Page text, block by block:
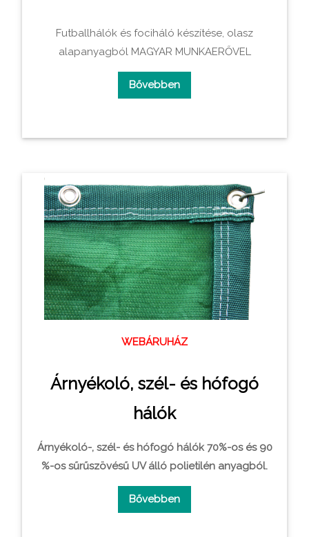
Futballhálók és fociháló készí­tése, olasz
alapanyagból MAGYAR MUNKAERŐVEL
Bővebben
WEBÁRUHÁZ
Árnyékoló, szél- és hófogó
hálók
Árnyékoló-, szél- és hófogó hálók 70%-os és 90
%-os sűrűszövésű UV álló polietilén anyagból.
Bővebben